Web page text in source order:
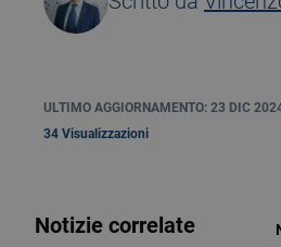
ULTIMO AGGIORNAMENTO: 23 DIC
34 Visualizzazioni
Notizie correlate